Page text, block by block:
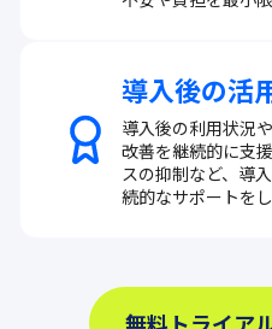
導入後の活
導入後の利用状況
改善を継続的に支
スの抑制など、導
続的なサポートをし